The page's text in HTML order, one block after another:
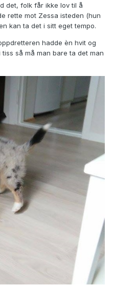
det, folk får ikke lov til å
rette mot Zessa isteden (hun
kan ta det i sitt eget tempo.
hadde èn hvit og
så må man bare ta det man